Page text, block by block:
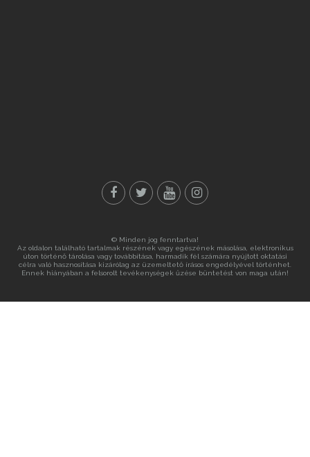
© Minden jog fenntartva!
Az oldalon található tartalmak részének vagy egészének másolása, elektronikus
úton történő tárolása vagy továbbítása, harmadik fél számára nyújtott oktatási
célra való hasznosítása kizárólag az üzemeltető írásos engedélyével történhet.
Ennek hiányában a felsorolt tevékenységek űzése büntetést von maga után!